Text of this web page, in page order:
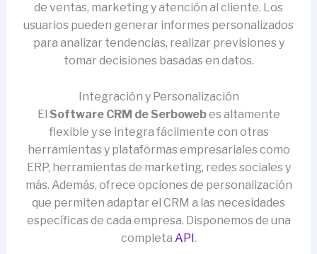
de ventas, marketing y atención al cliente. Los
usuarios pueden generar informes personalizados
para analizar tendencias, realizar previsiones y
tomar decisiones basadas en datos.
Integración y Personalización
El Software CRM de Serbowebes altamente
flexible y se integra fácilmente con otras
herramientas y plataformas empresariales como
ERP, herramientas de marketing, redes sociales y
más. Además, ofrece opciones de personalización
que permiten adaptar el CRM a las necesidades
específicas de cada empresa. Disponemos de una
completa API.